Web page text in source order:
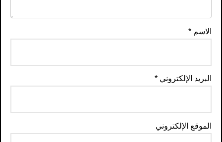
الاسم*
البريد الإلكتروني*
الموقع الإلكتروني